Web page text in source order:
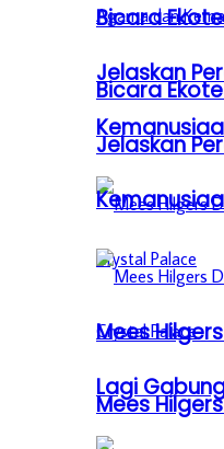
Bicara
Jelaskan
Mees
Lagi
Bicara
Jelaskan
Mees